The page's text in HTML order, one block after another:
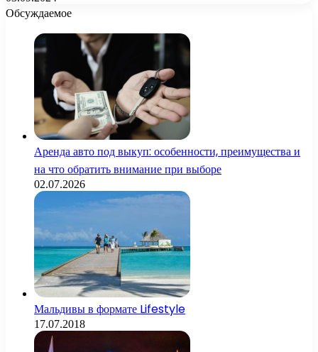
Обсуждаемое
Аренда авто под выкуп: особенности, преимущества и
на что обратить внимание при выборе
02.07.2026
Мальдивы в формате Lifestyle
17.07.2018